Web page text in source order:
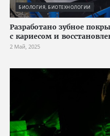
БИОЛОГИЯ, БИОТЕХНОЛОГИИ
Разработано зубное
с кариесом и
2 Май, 2025